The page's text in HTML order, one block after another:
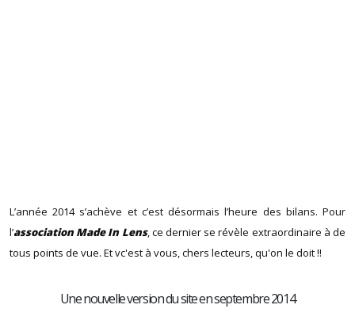
L’année 2014 s’achève et c’est désormais l’heure des bilans. Pour
l’association Made In Lens, ce dernier se révèle extraordinaire à de
tous points de vue. Et vc'est à vous, chers lecteurs, qu'on le doit !!
Une nouvelle version du site en septembre 2014